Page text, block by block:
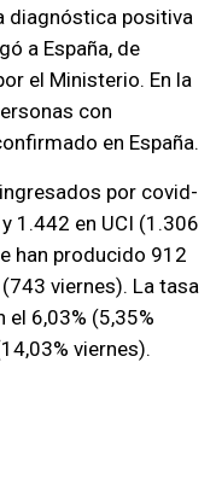
diagnóstica positiva
a España, de
el Ministerio. En la
con
en España.
por covid-
1.442 en UCI (1.306
han producido 912
viernes). La tasa
6,03% (5,35%
viernes).